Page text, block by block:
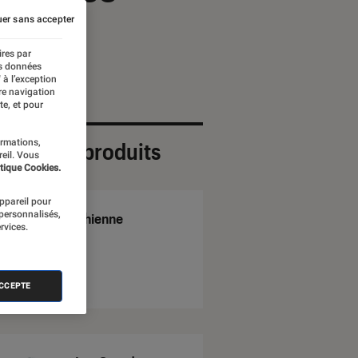
de produits
Chienne
par
données
l’exception
navigation
et pour
Vous
Cookies.
pour
sans accepter